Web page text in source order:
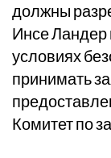
должны
Инсе Ландер
условиях
принимать
Комитет по